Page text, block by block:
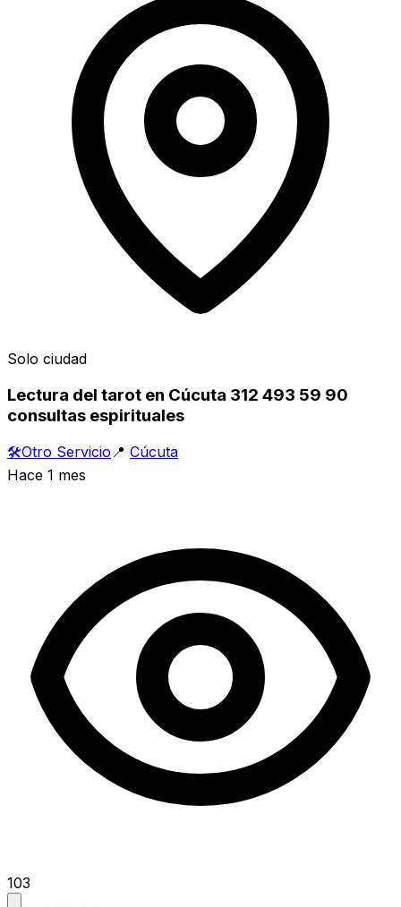
Solo ciudad
Lectura del tarot en Cúcuta 312 493 59 90
consultas espirituales
🛠️Otro Servicio 📍 Cúcuta
Hace 1 mes
103